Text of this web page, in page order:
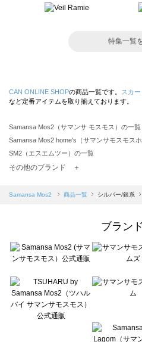
特集一覧
CAN ONLINE SHOPの商品一覧です。 スカー
など定番アイテムを取り揃えております。
Samansa Mos2（サマンサ モスモス）の一覧
Samansa Mos2 home's（サマンサモスモス
SM2（エスエムツー）の一覧
TSUHARU by Samansa Mos2（ツハルバイ
Samansa Mos2 blue（サマンサモスモス ブ
Te chichi（テチチ）の一覧
Te chichi CLASSIC（テチチ クラシック）の一
Lugnoncure（ルノンキュール）の一覧
BETTY'S BLUE（べティーズブルー）の一覧
Wpc.（ワールドパーティー）の一覧
その他のブランド ＋
Samansa Mos2 商品一覧 シルバー/銀系
ブラン